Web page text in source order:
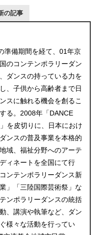
の記事
準備期間を経て、01年京
のコンテンポラリーダン
ダンスの持っている力を
、子供から高齢者まで日
スに触れる機会を創るこ
る。2008年「DANCE
を皮切りに、日本におけ
ンスの普及事業を本格的
域、福祉分野へのアーテ
ィネートを全国にて行
ンテンポラリーダンス新
」「三陸国際芸術祭」な
ンポラリーダンスの統括
、講演や執筆など、ダン
様々な活動を行ってい